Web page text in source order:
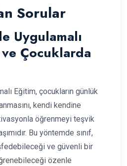
Sorular
Uygulamalı
Çocuklarda
Eğitim, çocukların günlük
kendi kendine
öğrenmeyi teşvik
Bu yöntemde sınıf,
ve güvenli bir
özenle